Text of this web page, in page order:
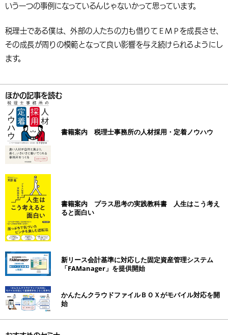
いう一つの事例になっているんじゃないかって思っています。
税理士である僕は、外部の人たちの力も借りてＥＭＰを成長させ、
その成長が周りの模範となって良い影響を与え続けられるようにし
ます。
ほかの記事を読む
書籍案内 税理士事務所の人材採用・定着ノウハウ
書籍案内 プラス思考の実践教科書 人生はこう考え
ると面白い
新リース会計基準に対応した固定資産管理システム
「FAManager」を提供開始
かんたんクラウドファイルＢＯＸがモバイル対応を開
始